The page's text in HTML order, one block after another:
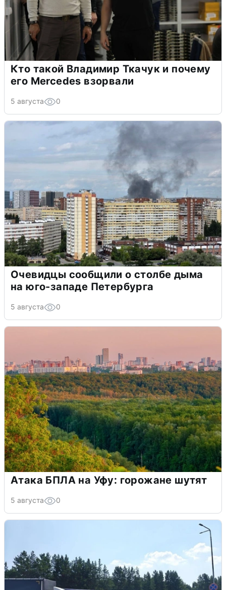
Кто такой Владимир Ткачук и почему
его Mercedes взорвали
5 августа 0
Очевидцы сообщили о столбе дыма
на юго-западе Петербурга
5 августа 0
Атака БПЛА на Уфу: горожане шутят
5 августа 0